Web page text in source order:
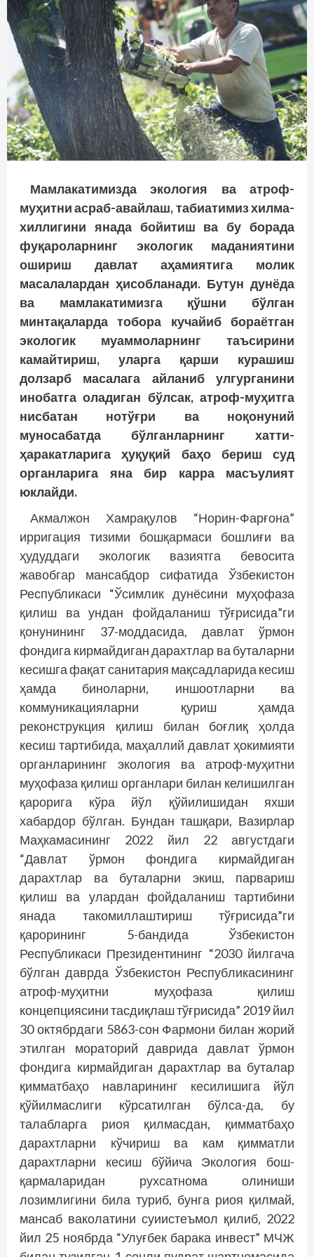
Мамлакатимизда экология ва атроф-
муҳитни асраб-авайлаш, табиатимиз хилма-
хиллигини янада бойитиш ва бу борада
фуқароларнинг экологик маданиятини
ошириш давлат аҳамиятига молик
масалалардан ҳисобланади. Бутун дунёда
ва мамлакатимизга қўшни бўлган
минтақаларда тобора кучайиб бораётган
экологик муаммоларнинг таъсирини
камайтириш, уларга қарши курашиш
долзарб масалага айланиб улгурганини
инобатга оладиган бўлсак, атроф-муҳитга
нисбатан нотўғри ва ноқонуний
муносабатда бўлганларнинг хатти-
ҳаракатларига ҳуқуқий баҳо бериш суд
органларига яна бир карра мас­ъулият
юклайди.
Акмалжон Хамрақулов “Норин-Фарғона”
ирригация тизими бош­қармаси бошлиғи ва
ҳудуддаги экологик вазиятга бевосита
жавобгар мансабдор сифатида Ўзбекистон
Республикаси “Ўсимлик дунёсини муҳофаза
қилиш ва ундан фойдаланиш тўғрисида”ги
қонунининг 37-моддасида, давлат ўрмон
фондига кирмайдиган дарахтлар ва буталарни
кесишга фақат санитария мақсадларида кесиш
ҳамда биноларни, иншоотларни ва
коммуникацияларни қуриш ҳамда
реконструкция қилиш билан боғлиқ ҳолда
кесиш тартибида, маҳаллий давлат ҳокимияти
органларининг экология ва атроф-муҳитни
муҳофаза қилиш органлари билан келишилган
қарорига кўра йўл қўйилишидан яхши
хабардор бўлган. Бундан ташқари, Вазирлар
Маҳкамасининг 2022 йил 22 августдаги
“Давлат ўрмон фондига кирмайдиган
дарахтлар ва буталарни экиш, парвариш
қилиш ва улардан фойдаланиш тартибини
янада такомиллаштириш тўғрисида”ги
қарорининг 5-бандида Ўзбекистон
Республикаси Президентининг “2030 йилгача
бўлган даврда Ўзбекистон Респуб­ликасининг
атроф-муҳитни муҳофаза қилиш
концепциясини тасдиқлаш тўғрисида” 2019 йил
30 октябрдаги 5863-сон Фармони билан жорий
этилган мораторий даврида давлат ўрмон
фондига кирмайдиган дарахтлар ва буталар
қимматбаҳо навларининг кесилишига йўл
қўйилмаслиги кўрсатилган бўлса-да, бу
талабларга риоя қилмасдан, қимматбаҳо
дарахтларни кўчириш ва кам қимматли
дарахтларни кесиш бўйича Экология бош­
қармаларидан рухсатнома олиниши
лозимлигини била туриб, бунга риоя қилмай,
мансаб ваколатини суиистеъмол қилиб, 2022
йил 25 ноябрда “Улуғбек барака инвест” МЧЖ